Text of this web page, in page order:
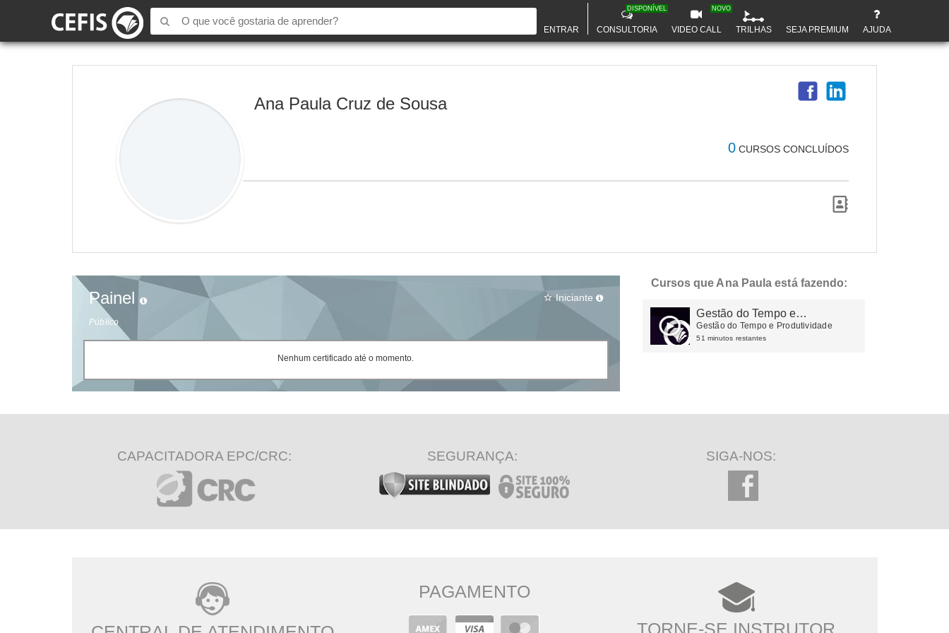
ENTRAR CONSULTORIA
DISPONÍVEL
VIDEO CALL
NOVO
TRILHAS SEJA PREMIUM AJUDA
Ana Paula Cruz de Sousa
0 CURSOS CONCLUÍDOS
Painel
Público
star_border Iniciante
Nenhum certificado até o momento.
Cursos que Ana Paula está fazendo:
Gestão do Tempo e
Produtividade
Gestão do Tempo e Produtividade
51 minutos restantes
CAPACITADORA EPC/CRC: SEGURANÇA: SIGA-NOS:
PAGAMENTO
TORNE-SE INSTRUTOR